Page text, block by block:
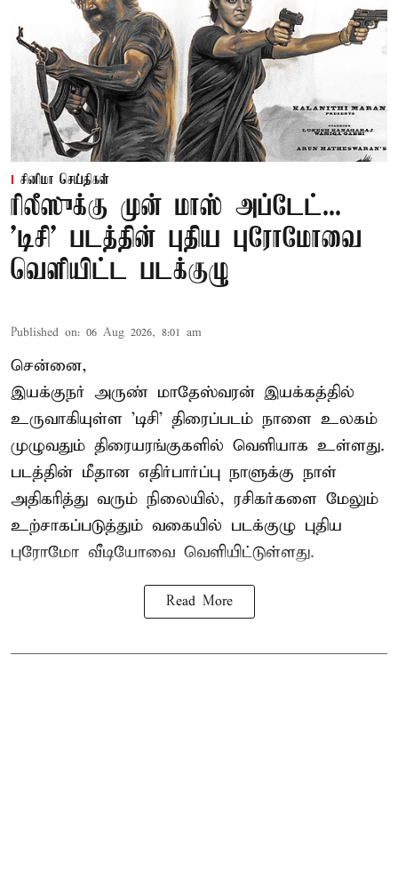
சினிமா செய்திகள்
ரிலீஸுக்கு முன் மாஸ் அப்டேட்...
'டிசி' படத்தின் புதிய புரோமோவை
வெளியிட்ட படக்குழு
Published on: 06 Aug 2026, 8:01 am
சென்னை,
இயக்குநர் அருண் மாதேஸ்வரன் இயக்கத்தில்
உருவாகியுள்ள 'டிசி' திரைப்படம் நாளை உலகம்
முழுவதும் திரையரங்குகளில் வெளியாக உள்ளது.
படத்தின் மீதான எதிர்பார்ப்பு நாளுக்கு நாள்
அதிகரித்து வரும் நிலையில், ரசிகர்களை மேலும்
உற்சாகப்படுத்தும் வகையில் படக்குழு புதிய
புரோமோ வீடியோவை வெளியிட்டுள்ளது.
Read More